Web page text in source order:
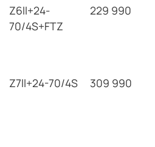
Z6ll+24-
70/4S+FTZ
229 990
Z7ll+24-70/4S
309 990